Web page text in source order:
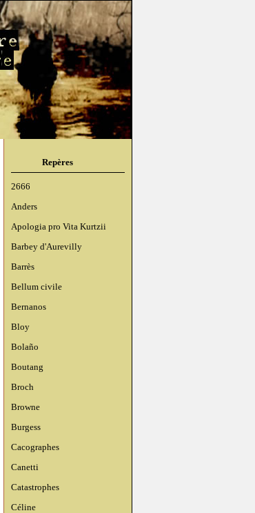
Repères
2666
Anders
Apologia pro Vita Kurtzii
Barbey d'Aurevilly
Barrès
Bellum civile
Bernanos
Bloy
Bolaño
Boutang
Broch
Browne
Burgess
Cacographes
Canetti
Catastrophes
Céline